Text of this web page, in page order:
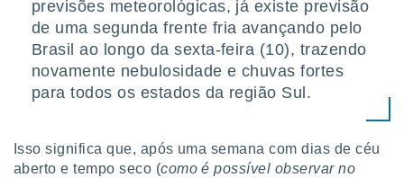
cookies,
Neste
lo de
previsões meteorológicas, já existe previsão
de uma segunda frente fria avançando pelo
Brasil ao longo da sexta-feira (10), trazendo
novamente nebulosidade e chuvas fortes
para todos os estados da região Sul.
Isso significa que, após uma semana com dias de céu
aberto e tempo seco (como é possível observar no